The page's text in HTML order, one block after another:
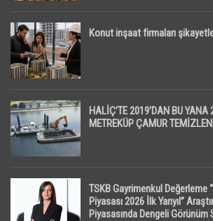
Konut inşaat firmaları
HALİÇ’TE 2019’DAN BU
METREKÜP ÇAMUR
TSKB Gayrimenkul Değerleme
Piyasası 2026 İlk Yarıyıl”
Piyasasında Dengeli Görünüm